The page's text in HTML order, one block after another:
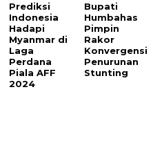
Prediksi
Indonesia
Hadapi
Myanmar di
Laga
Perdana
Piala AFF
2024
Bupati
Humbahas
Pimpin
Rakor
Konvergensi
Penurunan
Stunting